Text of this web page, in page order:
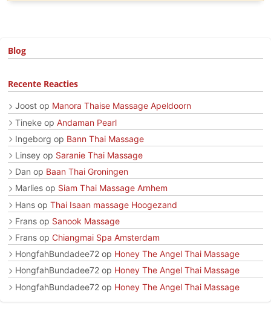
Blog
Recente Reacties
Joost op Manora Thaise Massage Apeldoorn
Tineke op Andaman Pearl
Ingeborg op Bann Thai Massage
Linsey op Saranie Thai Massage
Dan op Baan Thai Groningen
Marlies op Siam Thai Massage Arnhem
Hans op Thai Isaan massage Hoogezand
Frans op Sanook Massage
Frans op Chiangmai Spa Amsterdam
HongfahBundadee72 op Honey The Angel Thai Massage
HongfahBundadee72 op Honey The Angel Thai Massage
HongfahBundadee72 op Honey The Angel Thai Massage